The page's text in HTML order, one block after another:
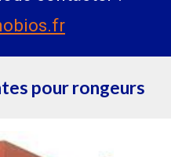
pour rongeurs